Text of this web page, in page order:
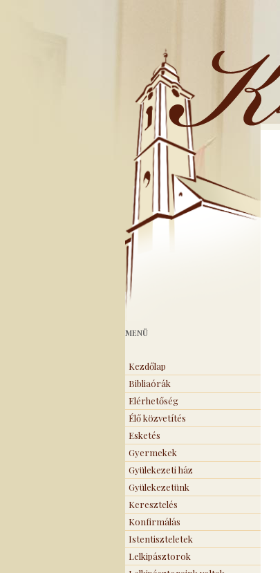
Kistemplom
MENÜ
Kezdőlap
Bibliaórák
Elérhetőség
Élő közvetítés
Esketés
Gyermekek
Gyülekezeti ház
Gyülekezetünk
Keresztelés
Konfirmálás
Istentiszteletek
Lelkipásztorok